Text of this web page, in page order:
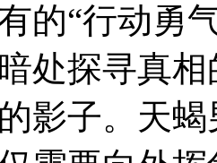
的“行动
处探寻真相
影子。天